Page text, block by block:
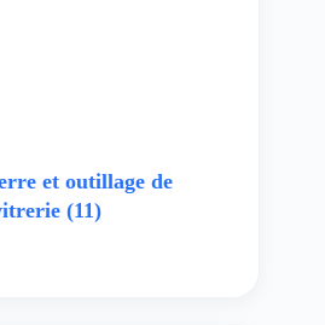
et outillage de
(11)